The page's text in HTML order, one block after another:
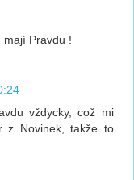
mají Pravdu !
vždycky, což mi
z Novinek, takže to